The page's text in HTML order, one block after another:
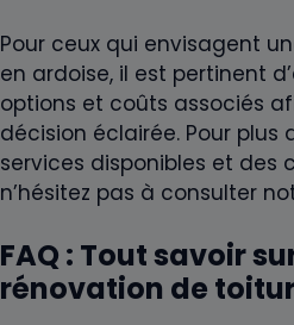
Pour ceux qui envisagent
en ardoise, il est pertinent
options et coûts associés
décision éclairée. Pour plus
services disponibles et des
n’hésitez pas à consulter
FAQ : Tout savoir
rénovation de